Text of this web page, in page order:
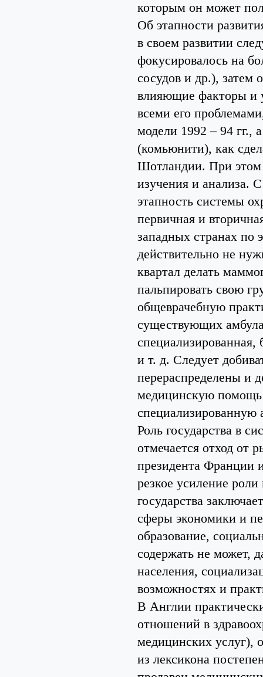
которым он может
Об этапности
в своем развитии
фокусировалось на
сосудов и др.), затем
влияющие факторы и
всеми его
модели 1992 – 94 гг.,
(комьюнити), как
Шотландии. При этом
изучения и анализа.
этапность системы
первичная и
западных странах по
действительно не
квартал делать
пальпировать свою
общеврачебную
существующих
специализированная,
и т. д. Следует
перераспределены и
медицинскую
специализированную
Роль государства в
отмечается отход от
президента Франции
резкое усиление роли
государства
сферы экономики и
образование,
содержать не может,
населения,
возможностях и
В Англии
отношений в
медицинских услуг),
из лексикона